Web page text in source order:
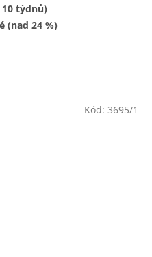
Kód: 3695/1
10 týdnů)
(nad 24 %)